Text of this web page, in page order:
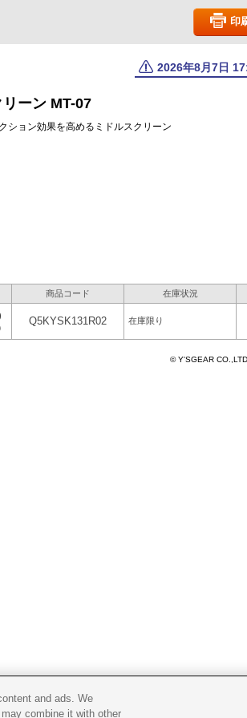
印
2026年8月7日
リーン MT-07
ション効果を高めるミドルスクリーン
商品コード 在庫状況
Q5KYSK131R02 在庫限り
© Y'SGEAR
and ads. We
combine it with other